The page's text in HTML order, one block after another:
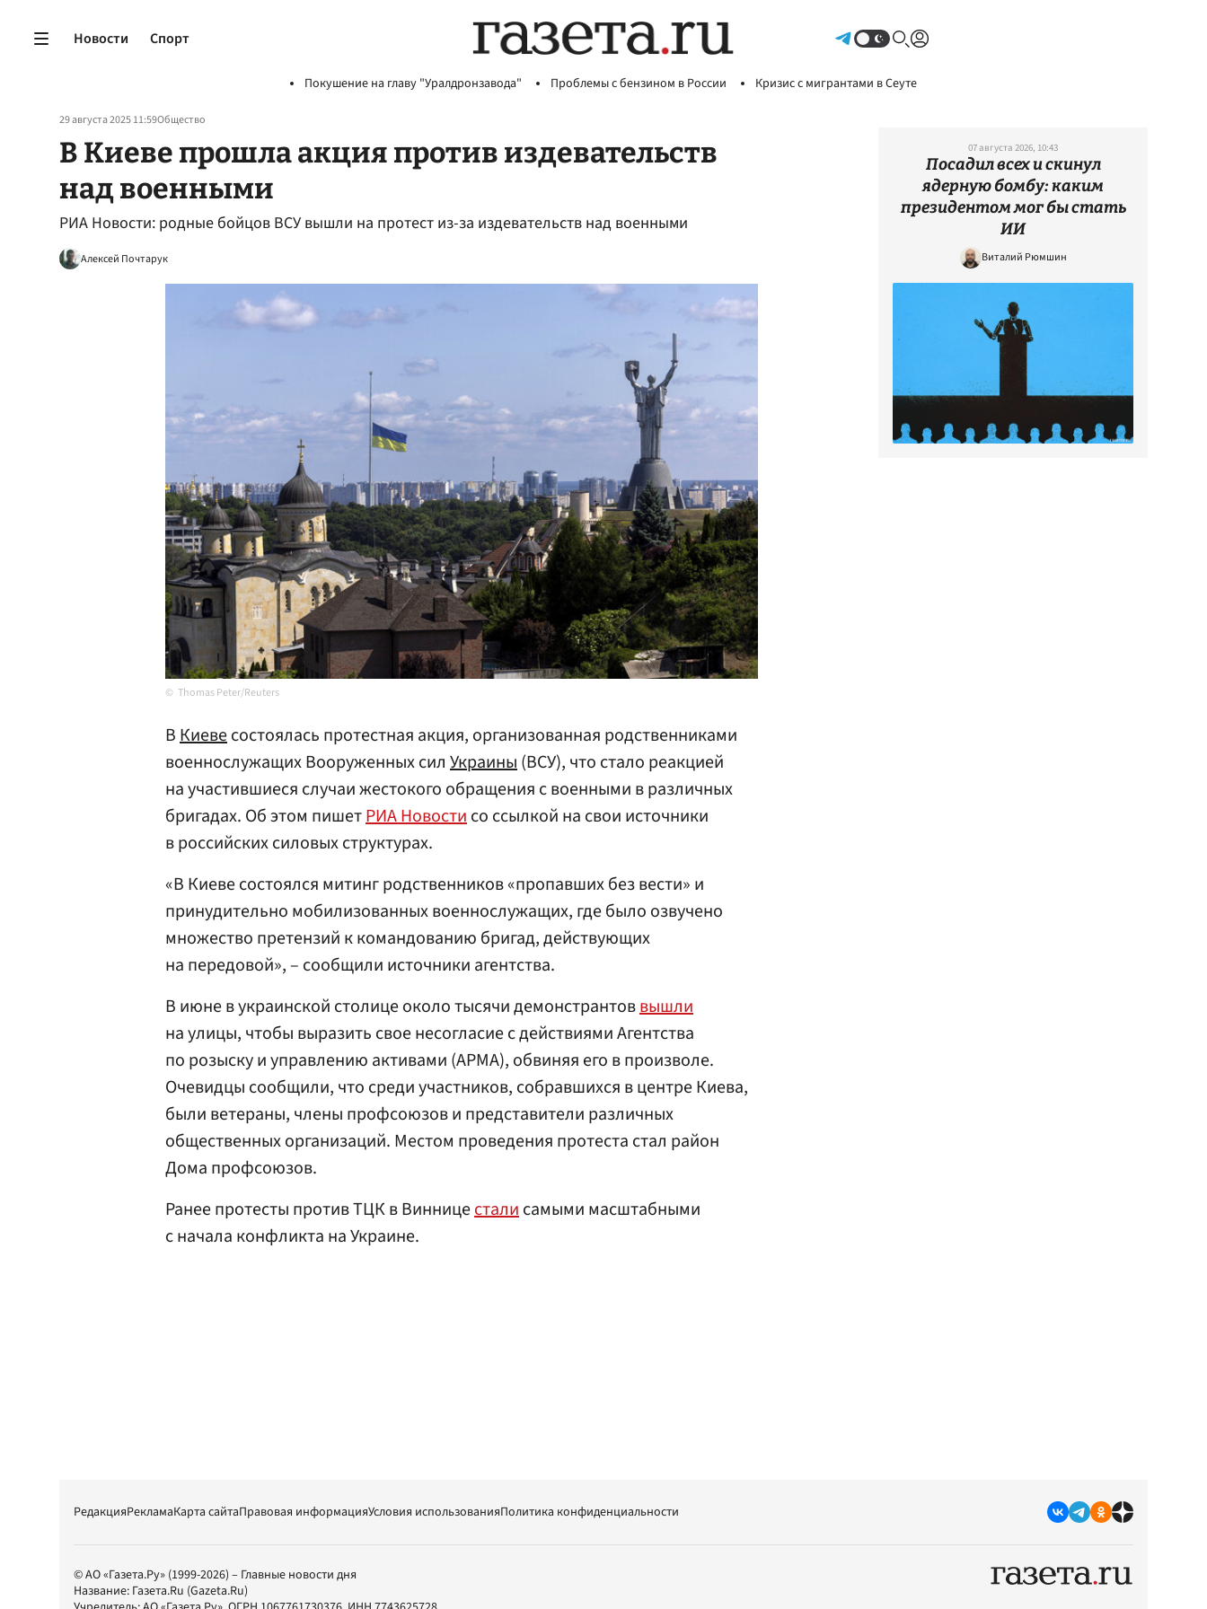
Новости Спорт
Покушение на главу "Уралдронзавода" Проблемы с бензином в России Кризис с мигрантами в Сеуте
29 августа 2025 11:59Общество
В Киеве прошла акция против издевательств
над военными
РИА Новости: родные бойцов ВСУ вышли на протест из-за издевательств над военными
Алексей Почтарук
Thomas Peter/Reuters
ВКиевесостоялась протестная акция, организованная родственниками
военнослужащих Вооруженных сил Украины(ВСУ), что стало реакцией
на участившиеся случаи жестокого обращения с военными в различных
бригадах. Об этом пишетРИА Новостисо ссылкой на свои источники
в российских силовых структурах.
«В Киеве состоялся митинг родственников «пропавших без вести» и
принудительно мобилизованных военнослужащих, где было озвучено
множество претензий к командованию бригад, действующих
на передовой», – сообщили источники агентства.
В июне в украинской столице около тысячи демонстрантоввышли
на улицы, чтобы выразить свое несогласие с действиями Агентства
по розыску и управлению активами (АРМА), обвиняя его в произволе.
Очевидцы сообщили, что среди участников, собравшихся в центре Киева,
были ветераны, члены профсоюзов и представители различных
общественных организаций. Местом проведения протеста стал район
Дома профсоюзов.
Ранее протесты против ТЦК в Винницесталисамыми масштабными
с начала конфликта на Украине.
07 августа 2026, 10:43
Посадил всех и скинул
ядерную бомбу: каким
президентом мог бы стать
ИИ
Виталий Рюмшин
РедакцияРекламаКарта сайтаПравовая информацияУсловия использованияПолитика конфиденциальности
© АО «Газета.Ру» (1999-2026) – Главные новости дня
Название: Газета.Ru (Gazeta.Ru)